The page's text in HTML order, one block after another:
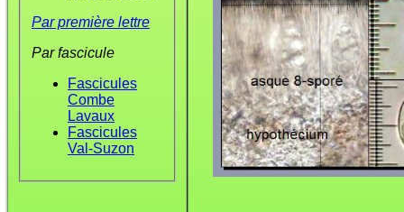
Par première lettre
Par fascicule
Fascicules
Combe
Lavaux
Fascicules
Val-Suzon